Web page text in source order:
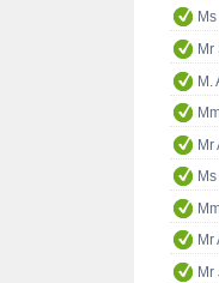
Mr
M.
Mr
Mr
Mr